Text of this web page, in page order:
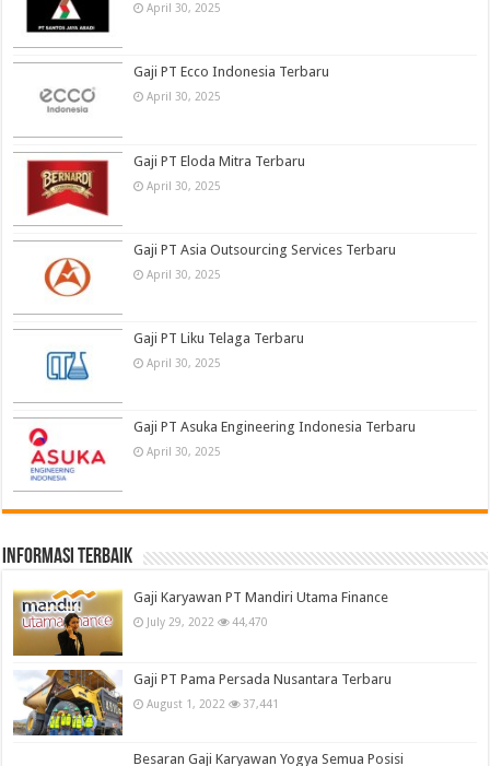
April 30, 2025
Gaji PT Ecco Indonesia Terbaru
April 30, 2025
Gaji PT Eloda Mitra Terbaru
April 30, 2025
Gaji PT Asia Outsourcing Services Terbaru
April 30, 2025
Gaji PT Liku Telaga Terbaru
April 30, 2025
Gaji PT Asuka Engineering Indonesia Terbaru
April 30, 2025
informasi terbaik
Gaji Karyawan PT Mandiri Utama Finance
July 29, 2022 44,470
Gaji PT Pama Persada Nusantara Terbaru
August 1, 2022 37,441
Besaran Gaji Karyawan Yogya Semua Posisi